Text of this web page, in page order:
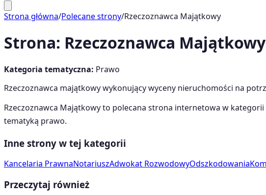
Strona główna/Polecane strony/Rzeczoznawca Majątkowy
Strona: Rzeczoznawca Majątkowy
Kategoria tematyczna: Prawo
Rzeczoznawca majątkowy wykonujący wyceny nieruchomości na
Rzeczoznawca Majątkowyto polecana strona internetowa w kategorii
tematyką prawo.
Inne strony w tej kategorii
Kancelaria PrawnaNotariuszAdwokat RozwodowyOdszkodowania
Przeczytaj również